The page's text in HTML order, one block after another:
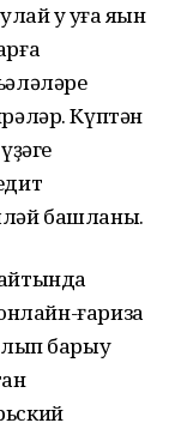
уҡ уға яҡын
Күптән
башланы.
ғариза
барыу